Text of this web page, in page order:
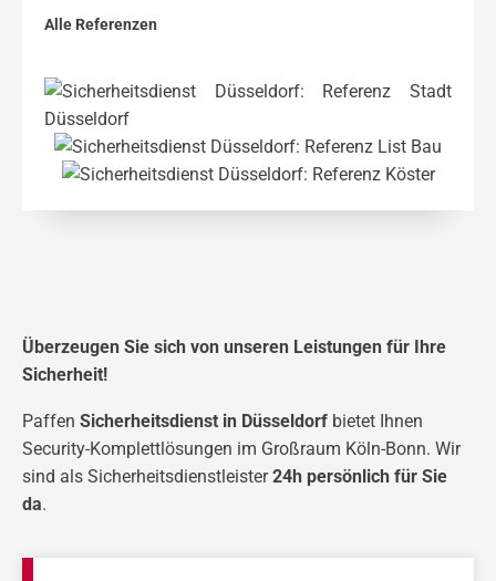
Alle Referenzen
Überzeugen Sie sich von unseren Leistungen für Ihre
Sicherheit!
Paffen Sicherheitsdienst in Düsseldorf bietet Ihnen
Security-Komplettlösungen im Großraum Köln-Bonn. Wir
sind als Sicherheitsdienstleister24h persönlich für Sie
da.